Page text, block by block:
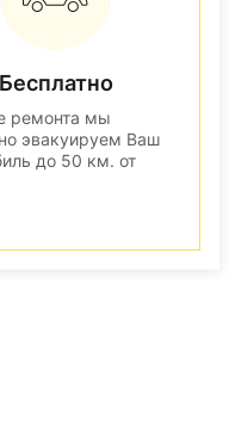
Бесплатно
ремонта мы
эвакуируем Ваш
до 50 км. от